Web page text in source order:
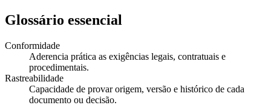
Glossário essencial
Conformidade
Aderencia prática as exigências legais, contratuais e
procedimentais.
Rastreabilidade
Capacidade de provar origem, versão e histórico de cada
documento ou decisão.